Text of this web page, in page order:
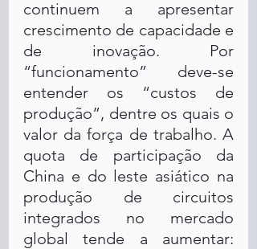
continuem a apresentar
crescimento de capacidade e
de inovação. Por
“funcionamento” deve-se
entender os “custos de
produção”, dentre os quais o
valor da força de trabalho. A
quota de participação da
China e do leste asiático na
produção de circuitos
integrados no mercado
global tende a aumentar: